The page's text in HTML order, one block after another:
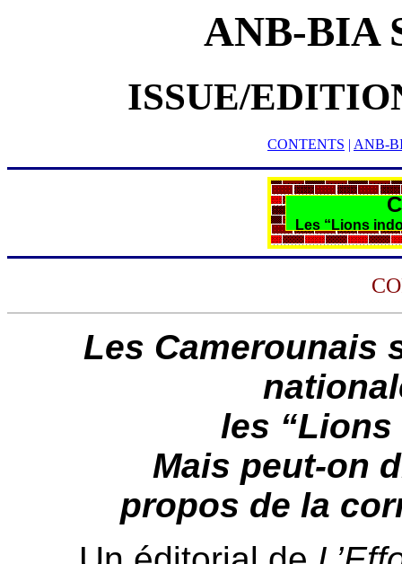
ANB-BIA
ISSUE/
CONTENTS | ANB-
Les “Lions
Les Camerounais
les
Mais peut-on
propos de la